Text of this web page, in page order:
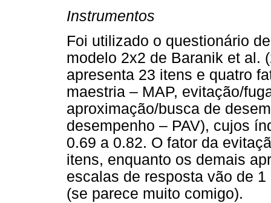
Instrumentos
Foi utilizado o questionário
modelo 2x2 de Baranik et al.
apresenta 23 itens e quatro
maestria – MAP, evitação/
aproximação/busca de
desempenho – PAV), cujos
0.69 a 0.82. O fator da
itens, enquanto os demais
escalas de resposta vão de
(se parece muito comigo).